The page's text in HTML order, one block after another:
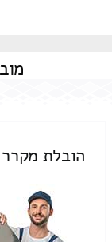
הובלת מקרר